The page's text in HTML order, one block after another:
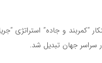
برنامه “ساخت چین ۲۰۲۵” و ابتکار “کمربند و
سراسر جهان تبدیل شد.